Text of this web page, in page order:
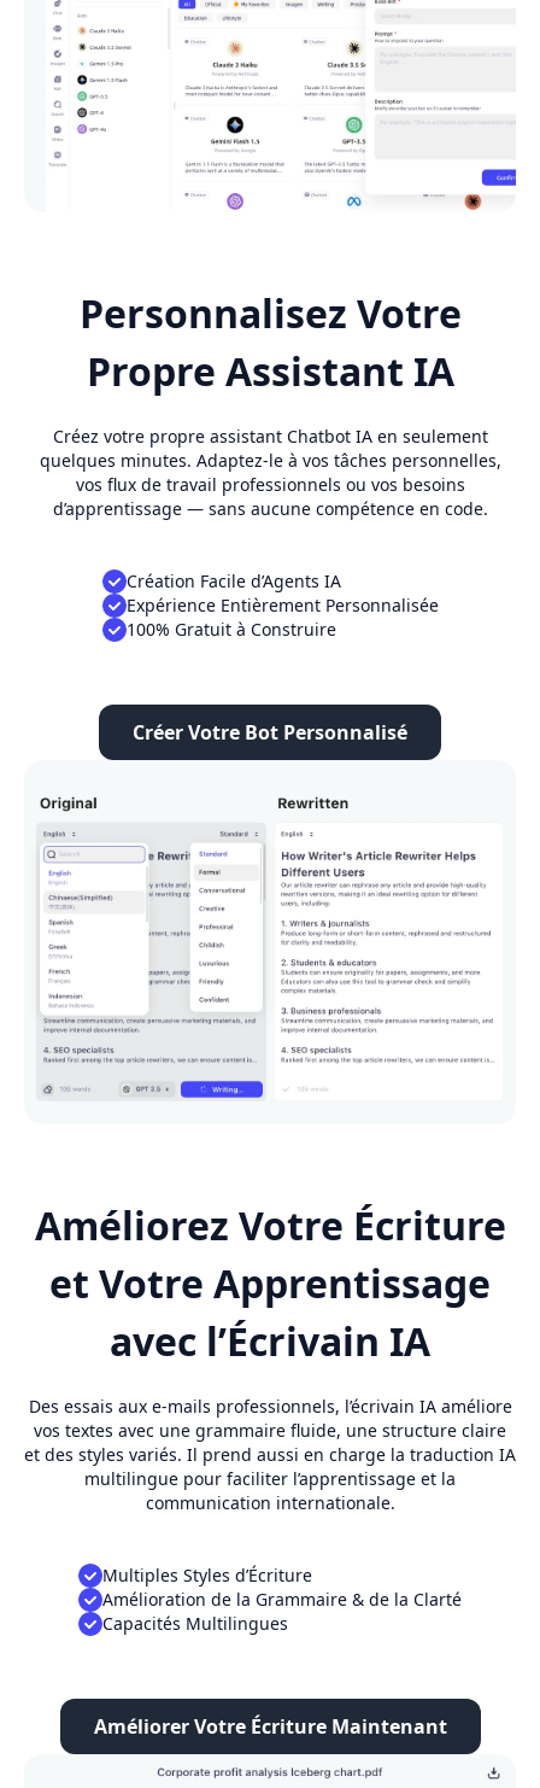
Personnalisez Votre
Propre Assistant IA
Créez votre propre assistant Chatbot IA en seulement
quelques minutes. Adaptez-le à vos tâches personnelles,
vos flux de travail professionnels ou vos besoins
d’apprentissage — sans aucune compétence en code.
Création Facile d’Agents IA
Expérience Entièrement Personnalisée
100% Gratuit à Construire
Créer Votre Bot Personnalisé
Améliorez Votre Écriture
et Votre Apprentissage
avec l’Écrivain IA
Des essais aux e-mails professionnels, l’écrivain IA améliore
vos textes avec une grammaire fluide, une structure claire
et des styles variés. Il prend aussi en charge la traduction IA
multilingue pour faciliter l’apprentissage et la
communication internationale.
Multiples Styles d’Écriture
Amélioration de la Grammaire & de la Clarté
Capacités Multilingues
Améliorer Votre Écriture Maintenant